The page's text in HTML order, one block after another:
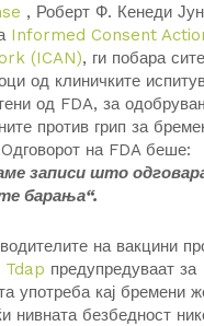
, Роберт Ф. Кенеди
Informed Consent
(ICAN), ги побара сите
од клиничките
од FDA, за
против грип за
на FDA беше:
записи што
барања“.
на вакцини
Tdap предупредуваат за
употреба кај бремени
нивната безбедност